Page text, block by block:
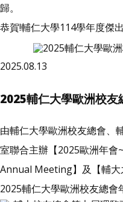
歸。
恭賀!輔仁大學114學年度傑
2025.08.13
2025輔仁大學歐洲校友
由輔仁大學歐洲校友總會、
室聯合主辦【2025歐洲年
Annual Meeting】及【輔大
2025輔仁大學歐洲校友總會